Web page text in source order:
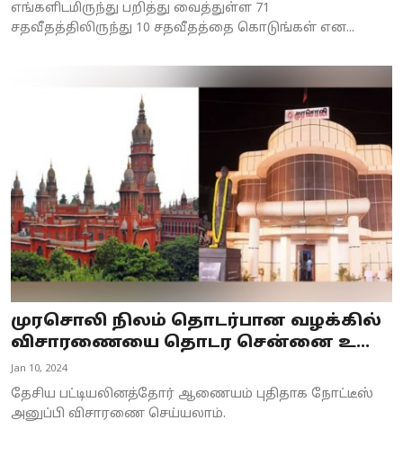
Weather
எங்களிடமிருந்து பறித்து வைத்துள்ள 71
சதவீதத்திலிருந்து 10 சதவீதத்தை கொடுங்கள் என...
முரசொலி நிலம் தொடர்பான வழக்கில்
விசாரணையை தொடர சென்னை உ...
Jan 10, 2024
தேசிய பட்டியலினத்தோர் ஆணையம் புதிதாக நோட்டீஸ்
அனுப்பி விசாரணை செய்யலாம்.